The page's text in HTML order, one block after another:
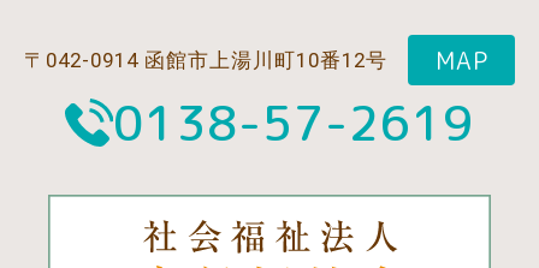
〒042-0914 函館市上湯川町10番12号 MAP
0138-57-2619